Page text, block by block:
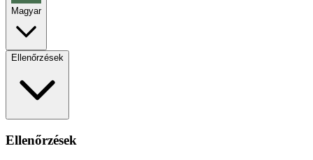
Magyar
Ellenőrzések
Ellenőrzések